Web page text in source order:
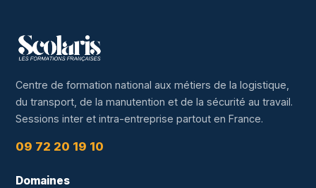
Centre de formation national aux métiers de la logistique,
du transport, de la manutention et de la sécurité au travail.
Sessions inter et intra-entreprise partout en France.
09 72 20 19 10
Domaines